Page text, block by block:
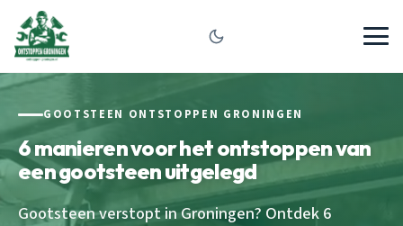
GOOTSTEEN ONTSTOPPEN GRONINGEN
6 manieren voor het ontstoppen van
een gootsteen uitgelegd
Gootsteen verstopt in Groningen? Ontdek 6